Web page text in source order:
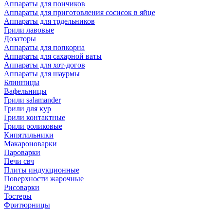
Аппараты для пончиков
Аппараты для приготовления сосисок в яйце
Аппараты для трдельников
Грили лавовые
Дозаторы
Аппараты для попкорна
Аппараты для сахарной ваты
Аппараты для хот-догов
Аппараты для шаурмы
Блинницы
Вафельницы
Грили salamander
Грили для кур
Грили контактные
Грили роликовые
Кипятильники
Макароноварки
Пароварки
Печи свч
Плиты индукционные
Поверхности жарочные
Рисоварки
Тостеры
Фритюрницы